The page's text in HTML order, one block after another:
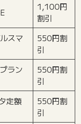
1,100円
割引
スマ
550円割
引
ラン
550円割
引
定額
550円割
引